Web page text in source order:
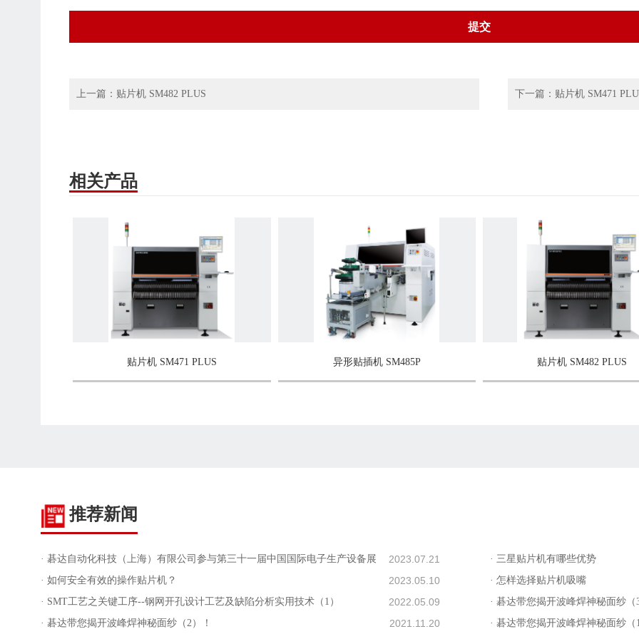
上一篇： 贴片机 SM482 PLUS 下一篇： 贴片机 SM471
相关产品
贴片机 SM471 PLUS 异形贴插机 SM485P 贴片机 SM482 PLUS
推荐新闻
2023.07.21
· 碁达自动化科技（上海）有限公司参与第三十一届中国国际电子生产设备展 · 三星贴片机有哪些优势
2023.05.10
· 如何安全有效的操作贴片机？ · 怎样选择贴片机吸嘴
2022.05.09
· SMT工艺之关键工序--钢网开孔设计工艺及缺陷分析实用技术（1） · 碁达带您揭开波峰焊神秘面纱（
2021.11.20
· 碁达带您揭开波峰焊神秘面纱（2）！ · 碁达带您揭开波峰焊神秘面纱（